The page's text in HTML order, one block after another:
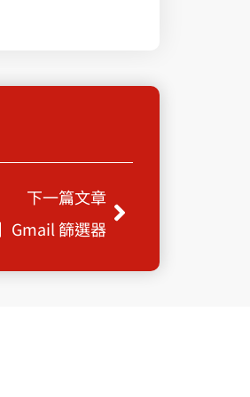
下一篇文章
Gmail 篩選器
Next